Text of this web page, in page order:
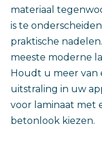
materiaal
is te
praktische
meeste moderne
Houdt u meer van
uitstraling in uw
voor laminaat
betonlook kiezen.